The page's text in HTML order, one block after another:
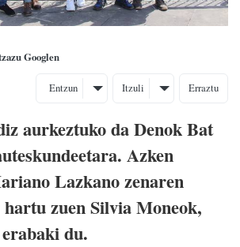
Googlen
Entzun Itzuli Erraztu
aurkeztuko da Denok Bat
Azken
Lazkano zenaren
zuen Silvia Moneok,
du.